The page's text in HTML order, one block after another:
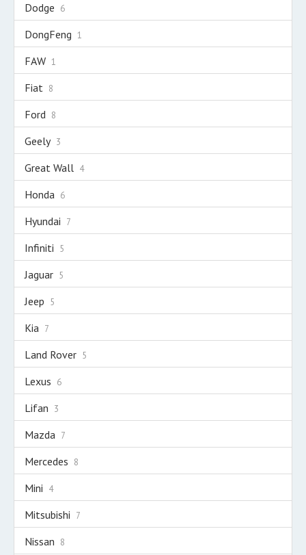
Dodge 6
DongFeng 1
FAW 1
Fiat 8
Ford 8
Geely 3
Great Wall 4
Honda 6
Hyundai 7
Infiniti 5
Jaguar 5
Jeep 5
Kia 7
Land Rover 5
Lexus 6
Lifan 3
Mazda 7
Mercedes 8
Mini 4
Mitsubishi 7
Nissan 8